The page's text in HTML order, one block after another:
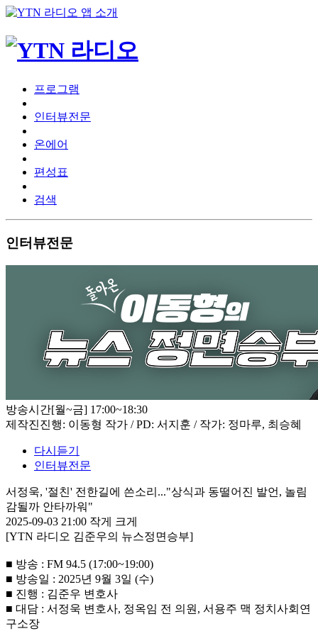
프로그램
인터뷰전문
온에어
편성표
검색
인터뷰전문
방송시간[월~금] 17:00~18:30
제작진진행: 이동형 작가 / PD: 서지훈 / 작가: 정마루, 최승혜
다시듣기
인터뷰전문
서정욱, '절친' 전한길에 쓴소리..."상식과 동떨어진 발언, 놀림
감될까 안타까워"
2025-09-03 21:00 작게
크게
[YTN 라디오 김준우의 뉴스정면승부]
■ 방송 : FM 94.5 (17:00~19:00)
■ 방송일 : 2025년 9월 3일 (수)
■ 진행 : 김준우 변호사
■ 대담 : 서정욱 변호사, 정옥임 전 의원, 서용주 맥 정치사회연
구소장